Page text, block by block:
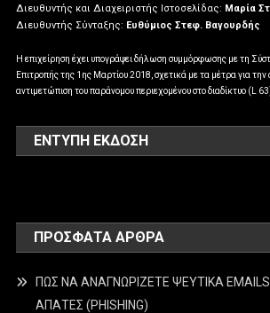
Διευθυντής και Διαχειριστής Ιστοσελίδας: Μαρία
Διευθυντής Σύνταξης: Ευθύμιος Στεφ. Βαγουρδής
Η επιχείρηση έχει υπογράψει δήλωση συμμόρφωσης με τη
Επιτροπής της 1ης Μαρτίου 2018, σχετικά με τα μέτρα για την
αντιμετώπιση του παράνομου περιεχομένου στο διαδίκτυο (L
ΕΝΤΥΠΗ ΕΚΔΟΣΗ
ΠΡΌΣΦΑΤΑ ΆΡΘΡΑ
ΠΩΣ ΝΑ ΑΝΑΓΝΩΡΙΖΕΤΕ ΨΕΥΤΙΚΑ
ΑΠΑΤΕΣ (PHISHING)